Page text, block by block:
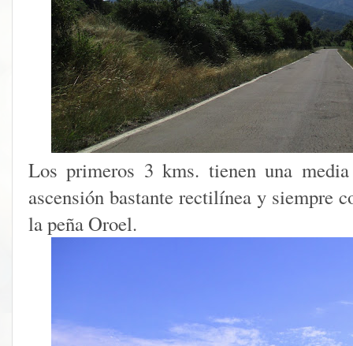
Los primeros 3 kms. tienen una
ascensión bastante rectilínea y siempre
la peña Oroel.